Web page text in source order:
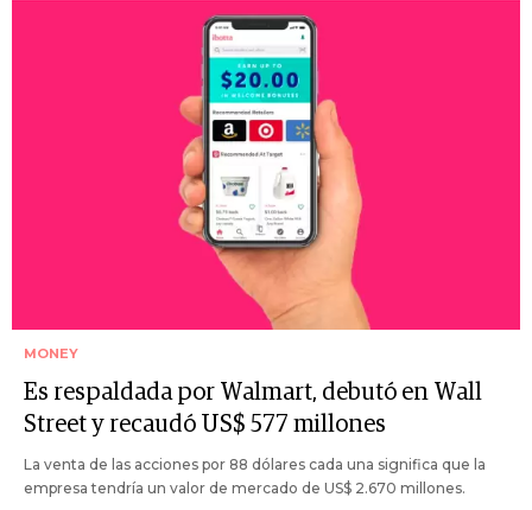
MONEY
Es respaldada por Walmart, debutó en Wall
Street y recaudó US$ 577 millones
La venta de las acciones por 88 dólares cada una significa que la
empresa tendría un valor de mercado de US$ 2.670 millones.